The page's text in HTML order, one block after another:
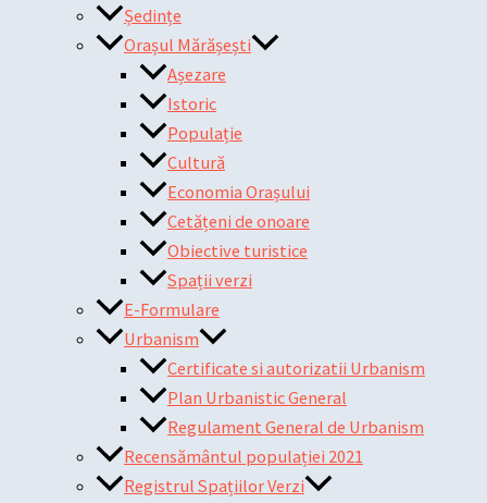
Ședințe
Orașul Mărășești
Așezare
Istoric
Populație
Cultură
Economia Orașului
Cetățeni de onoare
Obiective turistice
Spații verzi
E-Formulare
Urbanism
Certificate si autorizatii Urbanism
Plan Urbanistic General
Regulament General de Urbanism
Recensământul populației 2021
Registrul Spațiilor Verzi